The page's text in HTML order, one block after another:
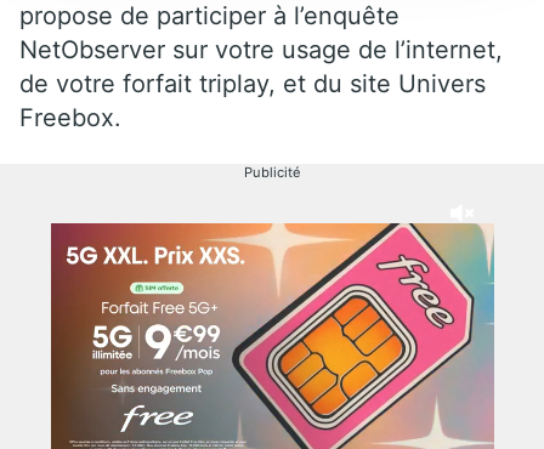
propose de participer à l’enquête
NetObserver sur votre usage de l’internet,
de votre forfait triplay, et du site Univers
Freebox.
Publicité